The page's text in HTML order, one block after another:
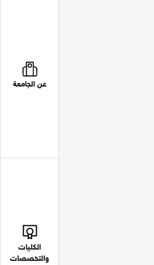
عن الجامعة
الكليات
والتخصصات